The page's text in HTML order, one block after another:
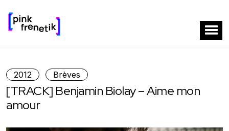
2012 Brèves
[TRACK] Benjamin Biolay – Aime mon
amour